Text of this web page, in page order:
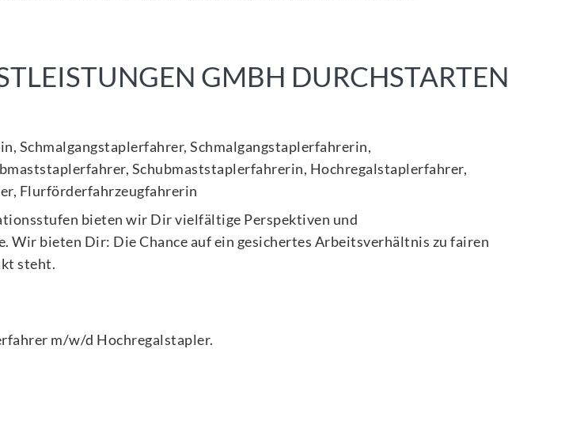
GMBH DURCHSTARTEN
Schmalgangstaplerfahrer, Schmalgangstaplerfahrerin,
Schubmaststaplerfahrerin, Hochregalstaplerfahrer,
Flurförderfahrzeugfahrerin
bieten wir Dir vielfältige Perspektiven und
bieten Dir: Die Chance auf ein gesichertes Arbeitsverhältnis zu fairen
steht.
m/w/d Hochregalstapler.